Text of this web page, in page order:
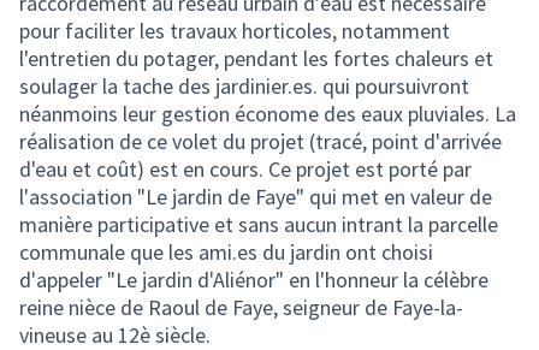
pour faciliter les travaux horticoles, notamment
l'entretien du potager, pendant les fortes chaleurs et
soulager la tache des jardinier.es. qui poursuivront
néanmoins leur gestion économe des eaux pluviales. La
réalisation de ce volet du projet (tracé, point d'arrivée
d'eau et coût) est en cours. Ce projet est porté par
l'association "Le jardin de Faye" qui met en valeur de
manière participative et sans aucun intrant la parcelle
communale que les ami.es du jardin ont choisi
d'appeler "Le jardin d'Aliénor" en l'honneur la célèbre
reine nièce de Raoul de Faye, seigneur de Faye-la-
vineuse au 12è siècle.